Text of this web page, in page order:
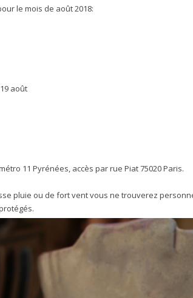
le mois de août 2018:
août
11 Pyrénées, accès par rue Piat 75020 Paris.
pluie ou de fort vent vous ne trouverez